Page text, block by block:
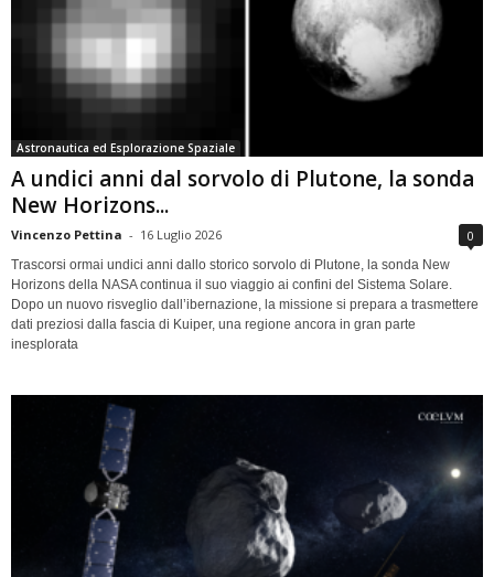
Astronautica ed Esplorazione Spaziale
A undici anni dal sorvolo di Plutone, la sonda
New Horizons...
Vincenzo Pettina - 16 Luglio 2026 0
Trascorsi ormai undici anni dallo storico sorvolo di Plutone, la sonda New
Horizons della NASA continua il suo viaggio ai confini del Sistema Solare.
Dopo un nuovo risveglio dall’ibernazione, la missione si prepara a trasmettere
dati preziosi dalla fascia di Kuiper, una regione ancora in gran parte
inesplorata